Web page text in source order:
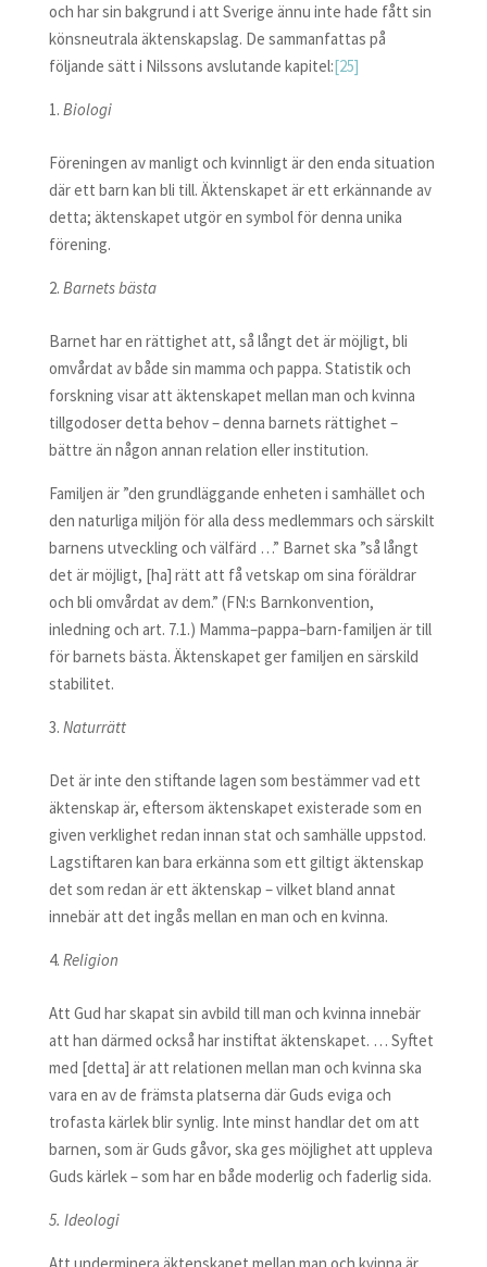
och har sin bakgrund i att Sverige ännu inte hade fått sin
könsneutrala äktenskapslag. De sammanfattas på
följande sätt i Nilssons avslutande kapitel:[25]
Biologi
Föreningen av manligt och kvinnligt är den enda situation
där ett barn kan bli till. Äktenskapet är ett erkännande av
detta; äktenskapet utgör en symbol för denna unika
förening.
Barnets bästa
Barnet har en rättighet att, så långt det är möjligt, bli
omvårdat av både sin mamma och pappa. Statistik och
forskning visar att äktenskapet mellan man och kvinna
tillgodoser detta behov – denna barnets rättighet –
bättre än någon annan relation eller institution.
Familjen är ”den grundläggande enheten i samhället och
den naturliga miljön för alla dess medlemmars och särskilt
barnens utveckling och välfärd …” Barnet ska ”så långt
det är möjligt, [ha] rätt att få vetskap om sina föräldrar
och bli omvårdat av dem.” (FN:s Barnkonvention,
inledning och art. 7.1.) Mamma–pappa–barn-familjen är till
för barnets bästa. Äktenskapet ger familjen en särskild
stabilitet.
Naturrätt
Det är inte den stiftande lagen som bestämmer vad ett
äktenskap är, eftersom äktenskapet existerade som en
given verklighet redan innan stat och samhälle uppstod.
Lagstiftaren kan bara erkänna som ett giltigt äktenskap
det som redan är ett äktenskap – vilket bland annat
innebär att det ingås mellan en man och en kvinna.
Religion
Att Gud har skapat sin avbild till man och kvinna innebär
att han därmed också har instiftat äktenskapet. … Syftet
med [detta] är att relationen mellan man och kvinna ska
vara en av de främsta platserna där Guds eviga och
trofasta kärlek blir synlig. Inte minst handlar det om att
barnen, som är Guds gåvor, ska ges möjlighet att uppleva
Guds kärlek – som har en både moderlig och faderlig sida.
5. Ideologi